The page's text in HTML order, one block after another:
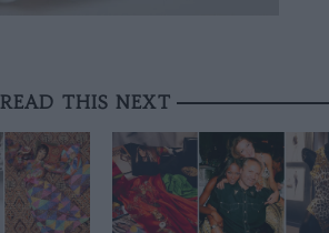
READ THIS NEXT